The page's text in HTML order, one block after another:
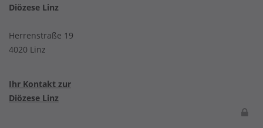
Diözese Linz
Herrenstraße 19
4020 Linz
Ihr Kontakt zur
Diözese Linz